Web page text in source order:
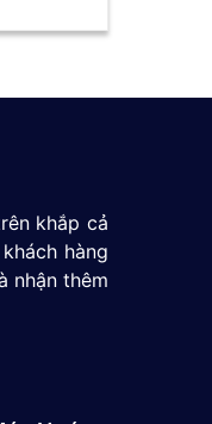
khắp cả
hàng
nhận thêm